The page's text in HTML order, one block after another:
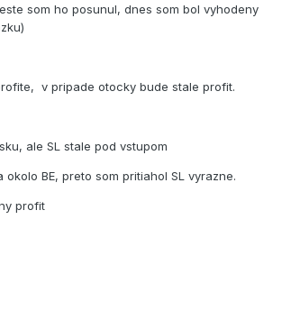
som ho posunul, dnes som bol vyhodeny
v pripade otocky bude stale profit.
ale SL stale pod vstupom
okolo BE, preto som pritiahol SL vyrazne.
profit